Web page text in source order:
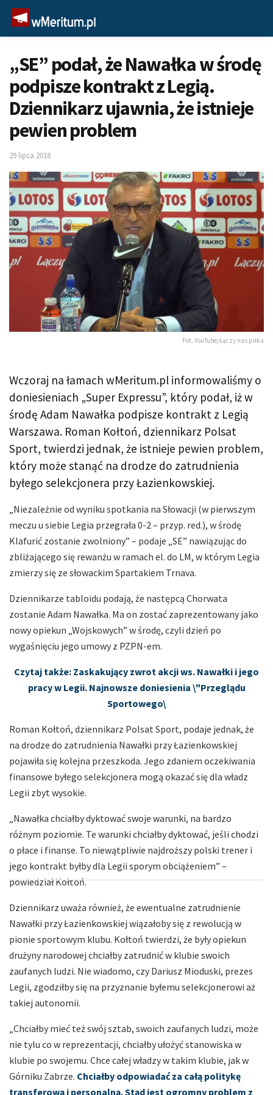
„SE” podał, że Nawałka w środę
podpisze kontrakt z Legią.
Dziennikarz ujawnia, że istnieje
pewien problem
29 lipca 2018
Fot. YouTube/Łączy nas piłka
Wczoraj na łamach wMeritum.pl informowaliśmy o
doniesieniach „Super Expressu”, który podał, iż w
środę Adam Nawałka podpisze kontrakt z Legią
Warszawa. Roman Kołtoń, dziennikarz Polsat
Sport, twierdzi jednak, że istnieje pewien problem,
który może stanąć na drodze do zatrudnienia
byłego selekcjonera przy Łazienkowskiej.
„Niezależnie od wyniku spotkania na Słowacji (w pierwszym
meczu u siebie Legia przegrała 0-2 – przyp. red.), w środę
Klafurić zostanie zwolniony” – podaje „SE” nawiązując do
zbliżającego się rewanżu w ramach el. do LM, w którym Legia
zmierzy się ze słowackim Spartakiem Trnava.
Dziennikarze tabloidu podają, że następcą Chorwata
zostanie Adam Nawałka. Ma on zostać zaprezentowany jako
nowy opiekun „Wojskowych” w środę, czyli dzień po
wygaśnięciu jego umowy z PZPN-em.
Czytaj także: Zaskakujący zwrot akcji ws. Nawałki i jego
pracy w Legii. Najnowsze doniesienia \"Przeglądu
Sportowego\
Roman Kołtoń, dziennikarz Polsat Sport, podaje jednak, że
na drodze do zatrudnienia Nawałki przy Łazienkowskiej
pojawiła się kolejna przeszkoda. Jego zdaniem oczekiwania
finansowe byłego selekcjonera mogą okazać się dla władz
Legii zbyt wysokie.
„Nawałka chciałby dyktować swoje warunki, na bardzo
różnym poziomie. Te warunki chciałby dyktować, jeśli chodzi
o płace i finanse. To niewątpliwie najdroższy polski trener i
jego kontrakt byłby dla Legii sporym obciążeniem” –
powiedział Kołtoń.
Dziennikarz uważa również, że ewentualne zatrudnienie
Nawałki przy Łazienkowskiej wiązałoby się z rewolucją w
pionie sportowym klubu. Kołtoń twierdzi, że były opiekun
drużyny narodowej chciałby zatrudnić w klubie swoich
zaufanych ludzi. Nie wiadomo, czy Dariusz Mioduski, prezes
Legii, zgodziłby się na przyznanie byłemu selekcjonerowi aż
takiej autonomii.
„Chciałby mieć też swój sztab, swoich zaufanych ludzi, może
nie tylu co w reprezentacji, chciałby ułożyć stanowiska w
klubie po swojemu. Chce całej władzy w takim klubie, jak w
Górniku Zabrze. Chciałby odpowiadać za całą politykę
transferową i personalną. Stąd jest ogromny problem z